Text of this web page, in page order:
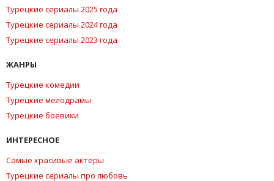
Турецкие сериалы 2025 года
Турецкие сериалы 2024 года
Турецкие сериалы 2023 года
ЖАНРЫ
Турецкие комедии
Турецкие мелодрамы
Турецкие боевики
ИНТЕРЕСНОЕ
Самые красивые актеры
Турецкие сериалы про любовь